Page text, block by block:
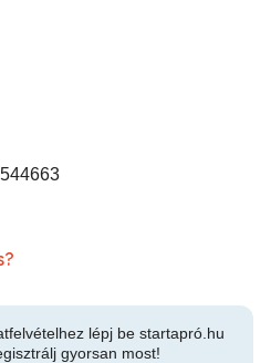
lépj be startapró.hu
gyorsan most!